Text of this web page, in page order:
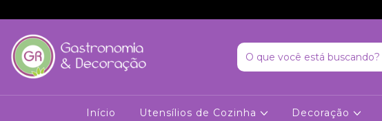
Início Utensílios de Cozinha Decoração